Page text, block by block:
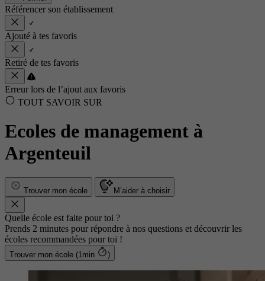
Référencer son établissement
Ajouté à tes favoris
Retiré de tes favoris
Erreur lors de l’ajout aux favoris
TOUT SAVOIR SUR
Ecoles de management à
Argenteuil
Trouver mon école M’aider à choisir
Quelle école est faite pour toi ?
Prends 2 minutes pour répondre à nos questions et découvrir les
écoles recommandées pour toi !
Trouver mon école (1min )